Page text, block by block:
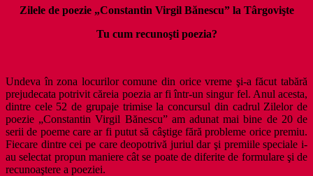
Zilele de poezie „Constantin Virgil Bănescu” la Târgovişte
Tu cum recunoşti poezia?
Undeva în zona locurilor comune din orice vreme şi-a făcut tabără
prejudecata potrivit căreia poezia ar fi într-un singur fel. Anul acesta,
dintre cele 52 de grupaje trimise la concursul din cadrul Zilelor de
poezie „Constantin Virgil Bănescu” am adunat mai bine de 20 de
serii de poeme care ar fi putut să câştige fără probleme orice premiu.
Fiecare dintre cei pe care deopotrivă juriul dar şi premiile speciale i-
au selectat propun maniere cât se poate de diferite de formulare şi de
recunoaştere a poeziei.